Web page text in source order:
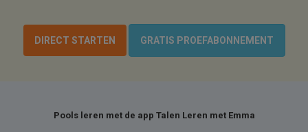
DIRECT STARTEN GRATIS PROEFABONNEMENT
Pools leren met de app Talen Leren met Emma